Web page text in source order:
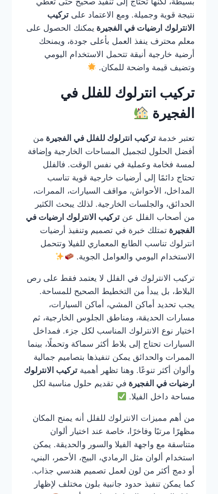
نتيجة قوية وجميلة. ومع الاعتماد على تركيب
الانترلوك ارضيات في الفجيرة يمكنك الحصول على
معلم محترف ينفذ العمل بأعلى جودة، ويمنحك
أرضية خارجية أنيقة تتحمل الاستخدام اليومي
وتضيف قيمة واضحة للمكان.
تركيب انترلوك للفلل في
الفجيرة
تعتبر خدمة تركيب انترلوك للفلل في الفجيرة من
أفضل الحلول لتجميل المساحات الخارجية وإضافة
لمسة فخامة وعملية في نفس الوقت. فالفلل
تحتاج دائمًا إلى أرضيات خارجية قوية تناسب
المداخل، الأحواش، مواقف السيارات، الممرات،
الحدائق، والجلسات الخارجية. لذلك يبحث الكثير
من أصحاب الفلل عن تركيب الانترلوك ارضيات في
الفجيرة تمتلك خبرة في تصميم وتنفيذ أرضيات
انترلوك تناسب الطابع المعماري للفيلا وتتحمل
الاستخدام اليومي والعوامل الجوية.
تركيب الانترلوك في الفلل لا يعتمد فقط على رص
البلاط، بل يبدأ من التخطيط الصحيح للمساحة.
يجب تحديد أماكن المشي، أماكن السيارات،
مسارات الحديقة، ومناطق الجلوس الخارجية، ثم
اختيار نوع الانترلوك المناسب لكل جزء. فمداخل
السيارات تحتاج إلى بلاط أكثر سماكة وتحملًا، بينما
الممرات والحدائق يمكن تنفيذها بتصاميم جمالية
وألوان أكثر تنوعًا. وهنا تظهر أهمية تركيب الانترلوك
ارضيات في الفجيرة في تقديم حلول مناسبة لكل
مساحة داخل الفيلا.
من أهم مميزات الانترلوك للفلل أنه يمنح المكان
مظهرًا مرتبًا وفاخرًا، خاصة عند اختيار ألوان
متناسقة مع واجهة الفيلا والسور والحديقة. يمكن
استخدام ألوان مثل الرمادي، البيج، الأحمر، البني،
أو دمج أكثر من لون لعمل تصميم هندسي جذاب.
كما يمكن تنفيذ حدود جانبية بلون مختلف لإظهار